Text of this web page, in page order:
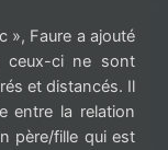
», Faure a ajouté
ceux-ci ne sont
et distancés. Il
entre la relation
père/fille qui est